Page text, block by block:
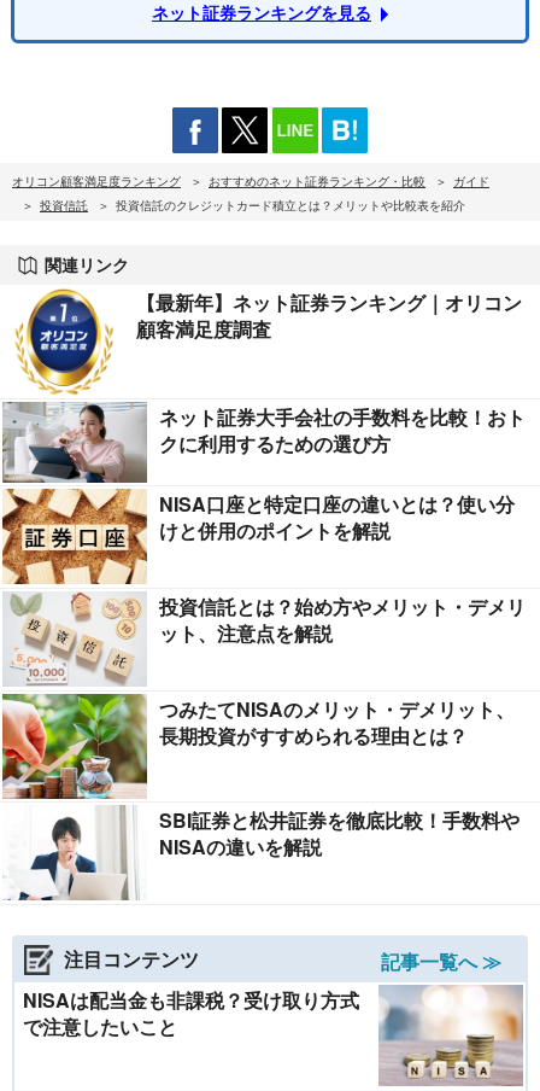
ネット証券ランキングを見る
オリコン顧客満足度ランキング おすすめのネット証券ランキング・比較
ガイド
投資信託
投資信託のクレジットカード積立とは？メリットや比較表を紹介
関連リンク
【最新年】ネット証券ランキング｜オリコン
顧客満足度調査
ネット証券大手会社の手数料を比較！おト
クに利用するための選び方
NISA口座と特定口座の違いとは？使い分
けと併用のポイントを解説
投資信託とは？始め方やメリット・デメリ
ット、注意点を解説
つみたてNISAのメリット・デメリット、
長期投資がすすめられる理由とは？
SBI証券と松井証券を徹底比較！手数料や
NISAの違いを解説
注目コンテンツ
記事一覧へ ≫
NISAは配当金も非課税？受け取り方式
で注意したいこと